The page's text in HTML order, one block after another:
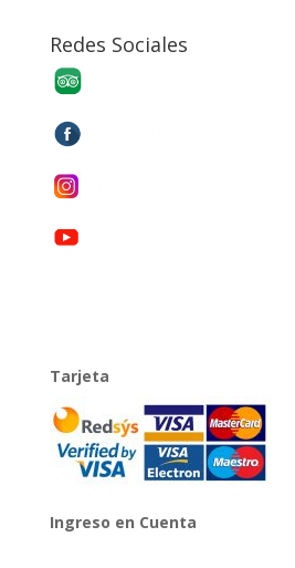
Redes Sociales
Tarjeta
Ingreso en Cuenta